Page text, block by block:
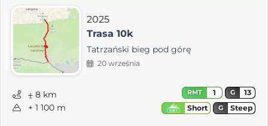
2025
Trasa 10k
Tatrzański bieg pod górę
20 września
⨦ 8 km
+ 1 100 m
RMT 1 G
13
Short
G Steep